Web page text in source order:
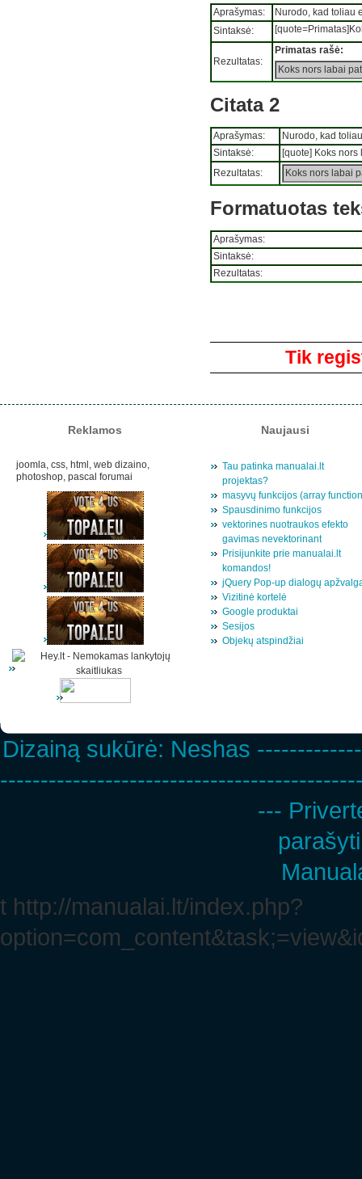
Aprašymas:
Nurodo, kad toliau
Sintaksė:
Rezultatas:
Primatas rašė:
Koks nors labai
Citata 2
Aprašymas:
Nurodo, kad
Sintaksė:
[quote] Koks nors
Rezultatas:
Koks nors labai
Formatuotas
Aprašymas:
Sintaksė:
Rezultatas:
Tik
Reklamos
joomla, css, html, web dizaino,
photoshop, pascal forumai
Naujausi
Tau patinka manualai.lt
projektas?
masyvų funkcijos (array
Spausdinimo funkcijos
vektorines nuotraukos efekto
gavimas nevektorinant
Prisijunkite prie manualai.lt
komandos!
jQuery Pop-up dialogų
Vizitinė kortelė
Google produktai
Sesijos
Objekų atspindžiai
Dizainą sukūrė: Neshas
---
t http://manualai.lt/index.php?